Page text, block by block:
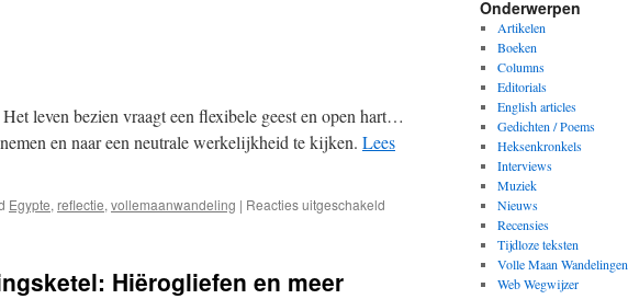
leven bezien vraagt een flexibele geest en open hart…
en naar een neutrale werkelijkheid te kijken. Lees
Egypte, reflectie, vollemaanwandeling | Reacties uitgeschakeld
Hiërogliefen en meer
Onderwerpen
Artikelen
Boeken
Columns
Editorials
English articles
Gedichten / Poems
Heksenkronkels
Interviews
Muziek
Nieuws
Recensies
Tijdloze teksten
Volle Maan Wandelingen
Web Wegwijzer